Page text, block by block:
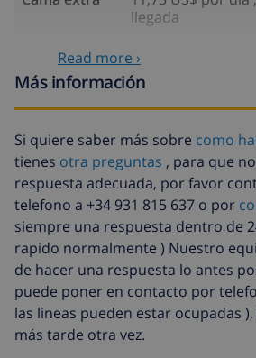
llegada
Sábanas
Salida tardía
113,75 US$
Limpieza
extra
basado en
(52,77 US$/HOUR)
Fondo
cancelación:
4.80% del importe
Read more ›
Más información
Si quiere saber más sobre como
tienes otra preguntas , para que
respuesta adecuada, por favor
telefono a +34 931 815 637 o por
siempre una respuesta dentro de
rapido normalmente ) Nuestro
de hacer una respuesta lo antes
puede poner en contacto por
las lineas pueden estar ocupadas
más tarde otra vez.